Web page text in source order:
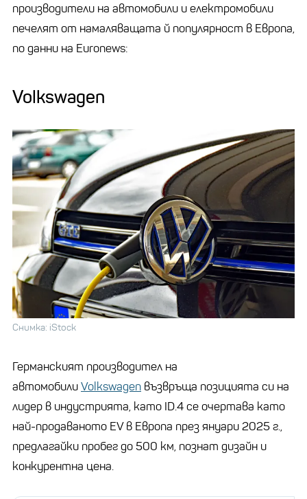
производители на автомобили и електромобили
печелят от намаляващата й популярност в Европа,
по данни на Euronews:
Volkswagen
Снимка: iStock
Германският производител на
автомобилиVolkswagen възвръща позицията си на
лидер в индустрията, като ID.4 се очертава като
най-продаваното EV в Европа през януари 2025 г.,
предлагайки пробег до 500 км, познат дизайн и
конкурентна цена.